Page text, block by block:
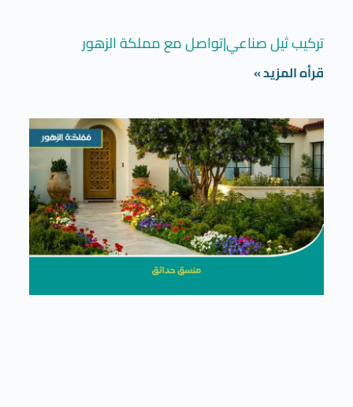
تركيب ثيل صناعي|تواصل مع مملكة الزهور
قرأه المزيد »